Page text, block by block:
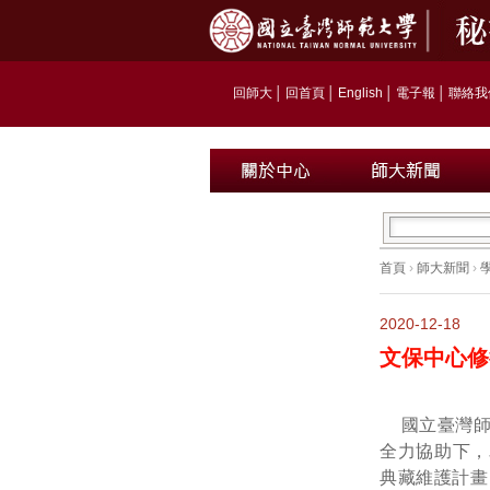
回師大 回首頁 English 電子報 聯絡
首頁 › 師大新聞 ›
2020-12-18
文保中心
國立臺灣
全力協助下
典藏維護計